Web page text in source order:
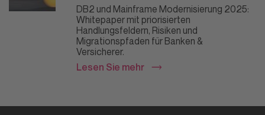
DB2 und Mainframe Modernisierung 2025:
Whitepaper mit priorisierten
Handlungsfeldern, Risiken und
Migrationspfaden für Banken &
Versicherer.
Lesen Sie mehr